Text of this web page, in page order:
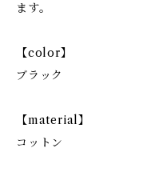
ます。
【color】
ブラック
【material】
コットン